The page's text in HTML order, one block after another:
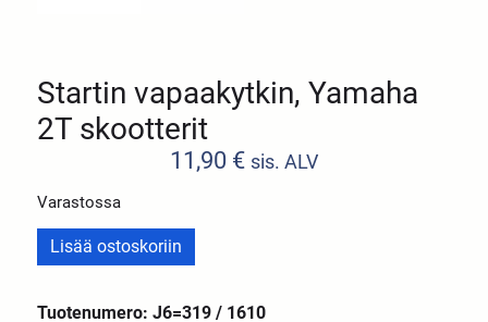
Startin vapaakytkin, Yamaha
2T skootterit
11,90 € sis. ALV
Varastossa
Lisää ostoskoriin
Tuotenumero: J6=319 / 1610